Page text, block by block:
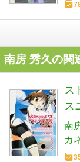
南房 秀久の関
ス
ス
南
カ